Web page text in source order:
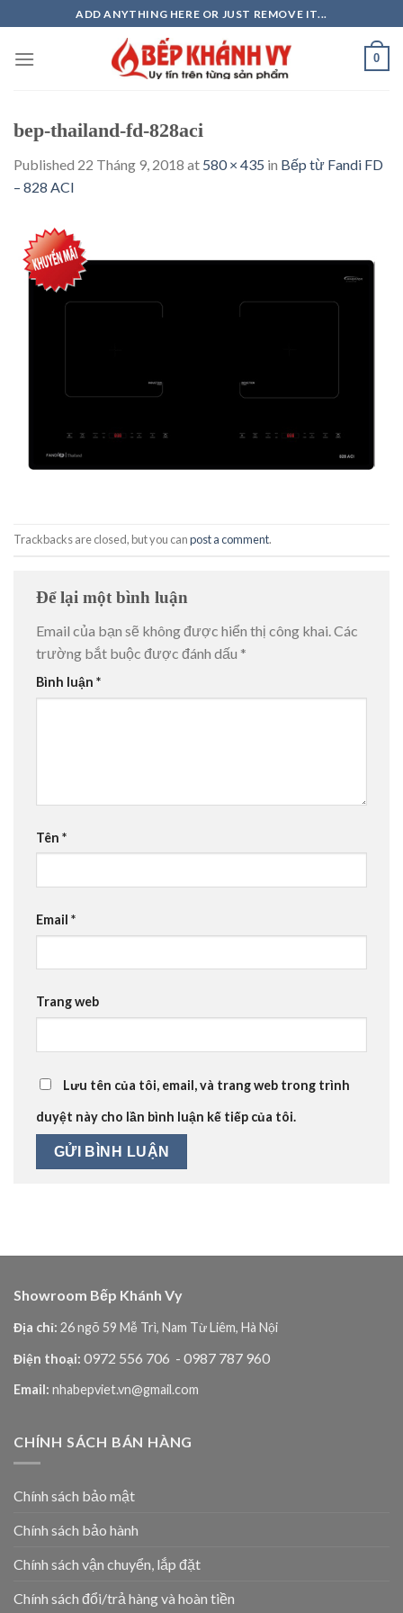
to
content
ADD ANYTHING HERE OR JUST REMOVE IT...
0
bep-thailand-fd-828aci
Published 22 Tháng 9, 2018 at 580 × 435 in Bếp từ Fandi FD
– 828 ACI
Trackbacks are closed, but you canpost a comment.
Để lại một bình luận
Email của bạn sẽ không được hiển thị công khai.Các
trường bắt buộc được đánh dấu *
Bình luận *
Tên *
Email *
Trang web
Lưu tên của tôi, email, và trang web trong trình
duyệt này cho lần bình luận kế tiếp của tôi.
Showroom Bếp Khánh Vy
Địa chỉ: 26 ngõ 59 Mễ Trì, Nam Từ Liêm, Hà Nội
Điện thoại: 0972 556 706 - 0987 787 960
Email: nhabepviet.vn@gmail.com
CHÍNH SÁCH BÁN HÀNG
Chính sách bảo mật
Chính sách bảo hành
Chính sách vận chuyển, lắp đặt
Chính sách đổi/trả hàng và hoàn tiền